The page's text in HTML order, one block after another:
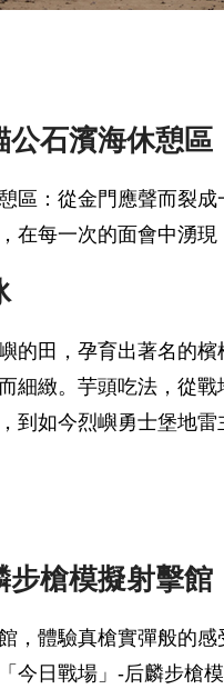
公石濱海休憩區
區：從金門應聲而裂
在每一次的面會中湧
的田，孕育出著名的
細緻。芋頭吃法，從
到如今烈嶼勇士堡地
步槍模擬射擊
，體驗真槍實彈般的
今日戰場」-后麟步槍